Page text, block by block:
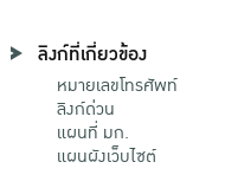
ลิงก์ที่เกี่ยวข้อง
หมายเลขโทรศัพท์
ลิงก์ด่วน
แผนที่ มก.
แผนผังเว็บไซต์